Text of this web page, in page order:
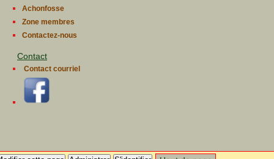
Achonfosse
Zone membres
Contactez-nous
Contact
Contact courriel